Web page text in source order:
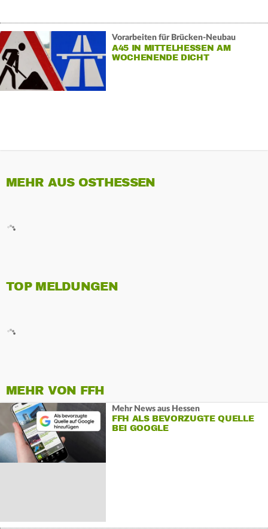
Vorarbeiten für Brücken-Neubau
A45 IN MITTELHESSEN AM
WOCHENENDE DICHT
MEHR AUS OSTHESSEN
TOP MELDUNGEN
MEHR VON FFH
Mehr News aus Hessen
FFH ALS BEVORZUGTE QUELLE
BEI GOOGLE